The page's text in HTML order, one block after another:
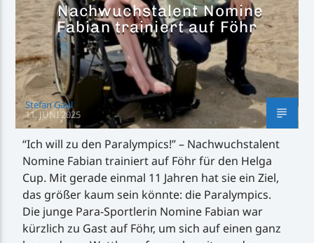
Nachwuchstalent Nomine
Fabian trainiert auf Föhr
Stefan Gaul
11. JUNI 2025
“Ich will zu den Paralympics!” – Nachwuchstalent
Nomine Fabian trainiert auf Föhr für den Helga
Cup. Mit gerade einmal 11 Jahren hat sie ein Ziel,
das größer kaum sein könnte: die Paralympics.
Die junge Para-Sportlerin Nomine Fabian war
kürzlich zu Gast auf Föhr, um sich auf einen ganz